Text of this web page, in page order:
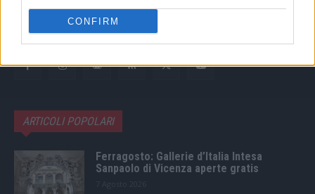
CONFIRM
Amministrazione
elas@editoriale-elas.org
ARTICOLI POPOLARI
Ferragosto: Gallerie d’Italia Intesa
Sanpaolo di Vicenza aperte gratis